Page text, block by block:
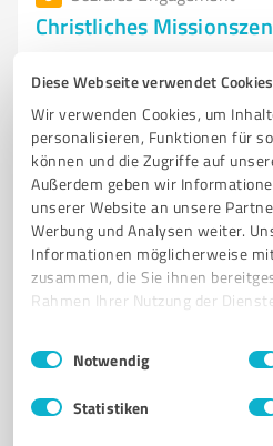
Diese Webseite verwendet Cookies
Wir verwenden Cookies, um
personalisieren, Funktionen für
können und die Zugriffe auf
Außerdem geben wir
unserer Website an unsere
Werbung und Analysen weiter.
Informationen möglicherweise
zusammen, die Sie ihnen
Rahmen Ihrer Nutzung der
Impressum
Einwilligungsauswahl
Notwendig
Statistiken
Christliches
Unterstützung in Blomberg
CHRISTLICHES MISSIONSZENTRUM
SOZIALE UNTERSTÜTZUNG
LEBENSHILFE INTEGRATION
SEELSORGERLICHE BEGLEITUNG
Gaffel 536, 32825
Tel. 05235 5034220
8Bewertungen (1 Quelle)